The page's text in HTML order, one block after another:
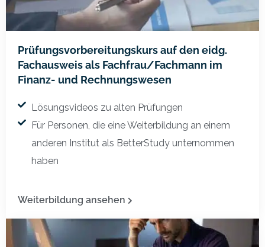
Prüfungsvorbereitungskurs auf den eidg.
Fachausweis als Fachfrau/Fachmann im
Finanz- und Rechnungswesen
Lösungsvideos zu alten Prüfungen
Für Personen, die eine Weiterbildung an einem
anderen Institut als BetterStudy unternommen
haben
Weiterbildung ansehen